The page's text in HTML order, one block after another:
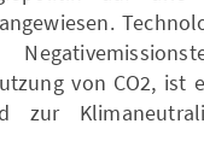
von CO2, ist
zur